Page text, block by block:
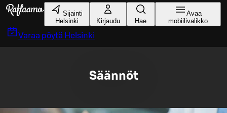
Siirry pääsisältöön
Sijainti
Helsinki
Kirjaudu Hae
Avaa
mobiilivalikko
Varaa pöytä Helsinki
Säännöt